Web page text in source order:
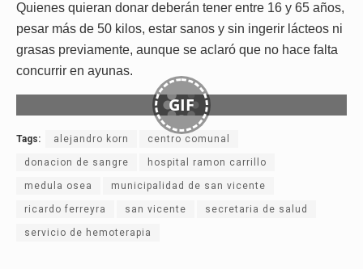
Quienes quieran donar deberán tener entre 16 y 65 años,
pesar más de 50 kilos, estar sanos y sin ingerir lácteos ni
grasas previamente, aunque se aclaró que no hace falta
concurrir en ayunas.
GIF
Tags: alejandro korn centro comunal
donacion de sangre hospital ramon carrillo
medula osea municipalidad de san vicente
ricardo ferreyra san vicente secretaria de salud
servicio de hemoterapia